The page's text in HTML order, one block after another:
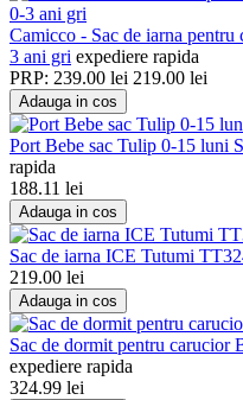
Camicco - Sac de iarna
3 ani gri expediere rapida
PRP: 239.00 lei 219.00 lei
Adauga in cos
Port Bebe sac Tulip 0-15 luni
rapida
188.11 lei
Adauga in cos
Sac de iarna ICE Tutumi
219.00 lei
Adauga in cos
Sac de dormit pentru carucior
expediere rapida
324.99 lei